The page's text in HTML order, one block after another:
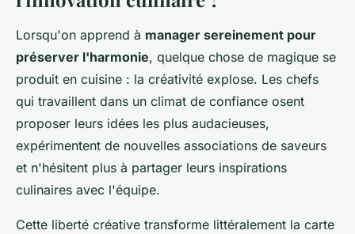
Lorsqu'on apprend à manager sereinement pour
préserver l'harmonie, quelque chose de magique se
produit en cuisine : la créativité explose. Les chefs
qui travaillent dans un climat de confiance osent
proposer leurs idées les plus audacieuses,
expérimentent de nouvelles associations de saveurs
et n'hésitent plus à partager leurs inspirations
culinaires avec l'équipe.
Cette liberté créative transforme littéralement la carte